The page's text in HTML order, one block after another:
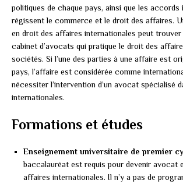
politiques de chaque pays, ainsi que les accords
régissent le commerce et le droit des affaires.
en droit des affaires internationales peut trouver
cabinet d’avocats qui pratique le droit des
sociétés. Si l’une des parties à une affaire est
pays, l’affaire est considérée comme
nécessiter l’intervention d’un avocat spécialisé
internationales.
Formations et études
Enseignement universitaire de premier
baccalauréat est requis pour devenir avocat
affaires internationales. Il n’y a pas de